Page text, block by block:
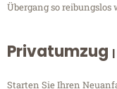
Übergang so
Privatumzug
Starten Sie Ihren